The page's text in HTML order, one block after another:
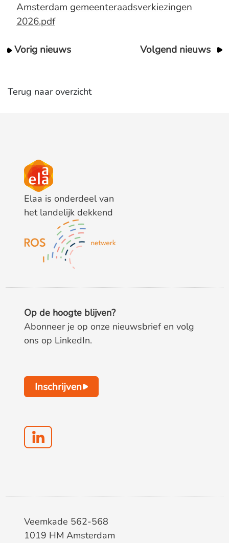
Amsterdam gemeenteraadsverkiezingen
2026.pdf
Vorig nieuws Volgend nieuws
Terug naar overzicht
Elaa is onderdeel van
het landelijk dekkend
Op de hoogte blijven?
Abonneer je op onze nieuwsbrief en volg
ons op LinkedIn.
Inschrijven
Veemkade 562-568
1019 HM Amsterdam